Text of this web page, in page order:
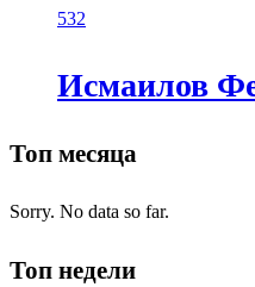
532
Исмаилов
Топ месяца
Sorry. No data so far.
Топ недели